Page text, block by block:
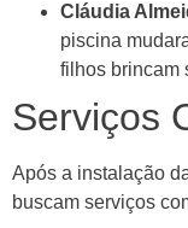
Cláudia
piscina
filhos brincam
Serviços
Após a instalação
buscam serviços